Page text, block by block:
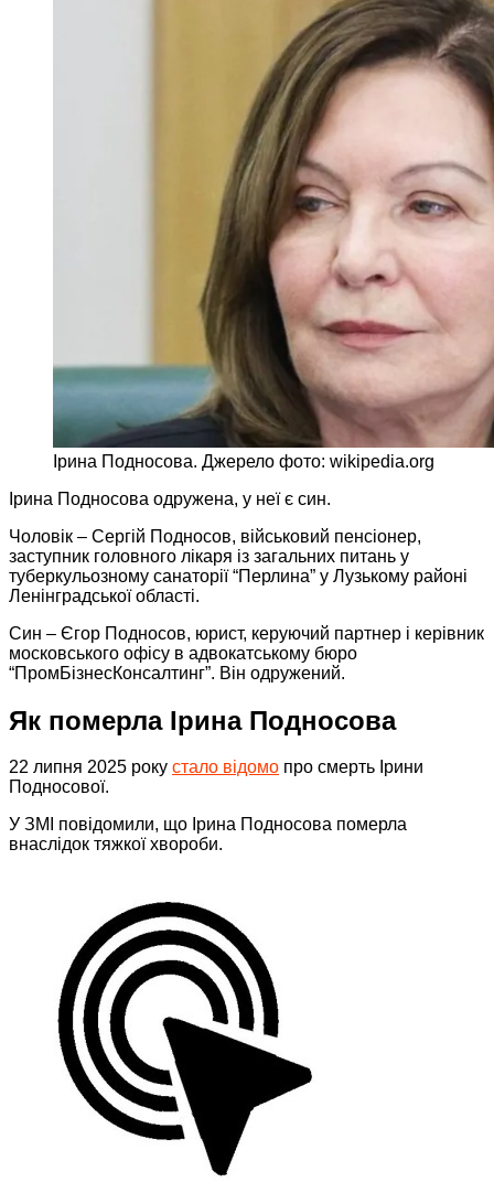
Ірина Подносова. Джерело фото: wikipedia.org
Ірина Подносова одружена, у неї є син.
Чоловік – Сергій Подносов, військовий пенсіонер,
заступник головного лікаря із загальних питань у
туберкульозному санаторії “Перлина” у Лузькому районі
Ленінградської області.
Син – Єгор Подносов, юрист, керуючий партнер і керівник
московського офісу в адвокатському бюро
“ПромБізнесКонсалтинг”. Він одружений.
Як померла Ірина Подносова
22 липня 2025 року стало відомо про смерть Ірини
Подносової.
У ЗМІ повідомили, що Ірина Подносова померла
внаслідок тяжкої хвороби.